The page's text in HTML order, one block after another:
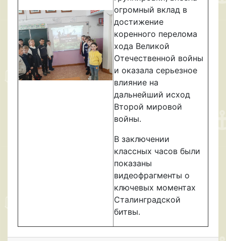
огромный вклад в
достижение
коренного перелома
хода Великой
Отечественной войны
и оказала серьезное
влияние на
дальнейший исход
Второй мировой
войны.
В заключении
классных часов были
показаны
видеофрагменты о
ключевых моментах
Сталинградской
битвы.